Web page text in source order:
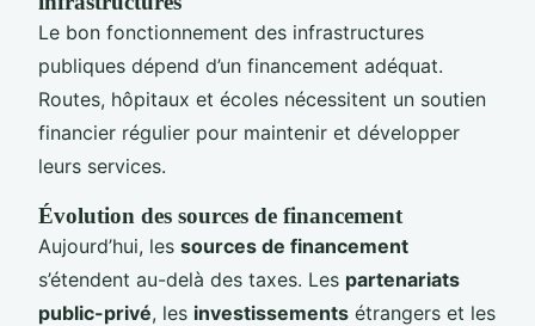
Le bon fonctionnement des infrastructures
publiques dépend d’un financement adéquat.
Routes, hôpitaux et écoles nécessitent un soutien
financier régulier pour maintenir et développer
leurs services.
Évolution des sources de financement
Aujourd’hui, les sources de financement
s’étendent au-delà des taxes. Les partenariats
public-privé, les investissements étrangers et les